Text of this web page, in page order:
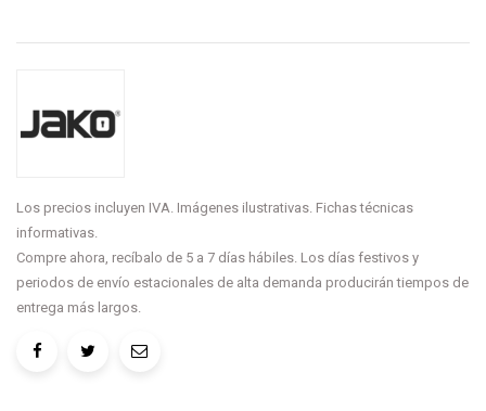
Los precios incluyen IVA. Imágenes ilustrativas. Fichas técnicas
informativas.
Compre ahora, recíbalo de 5 a 7 días hábiles. Los días festivos y
periodos de envío estacionales de alta demanda producirán tiempos de
entrega más largos.